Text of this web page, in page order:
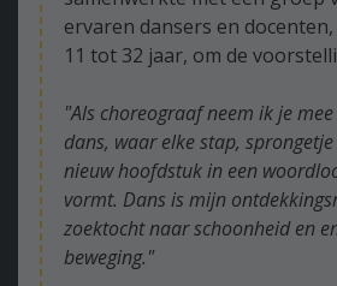
ervaren dansers en
11 tot 32 jaar, om de
"Als choreograaf neem ik je
dans, waar elke stap,
nieuw hoofdstuk in een
vormt. Dans is mijn
zoektocht naar schoonheid en
beweging."